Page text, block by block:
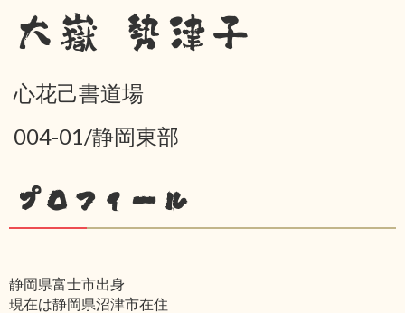
大嶽 勢津子
心花己書道場
004-01/静岡東部
プロフィール
静岡県富士市出身
現在は静岡県沼津市在住